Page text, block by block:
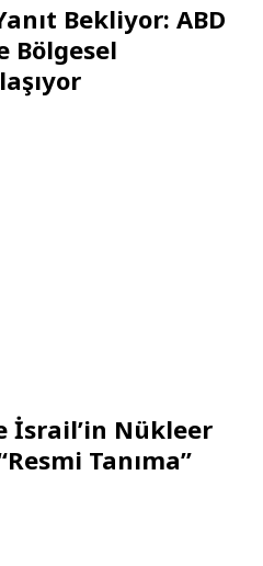
Bekliyor: ABD
Bölgesel
İsrail’in Nükleer
Tanıma”